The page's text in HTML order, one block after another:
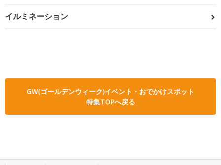
イルミネーション
GW(ゴールデンウィーク)イベント・おでかけスポット
特集TOPへ戻る